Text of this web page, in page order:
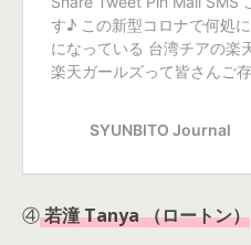
④若潼 Tanya （ロートン）